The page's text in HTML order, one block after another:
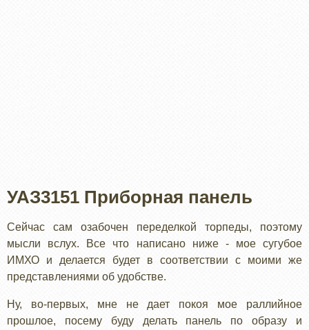
УАЗ3151 Приборная панель
Сейчас сам озабочен переделкой торпеды, поэтому
мысли вслух. Все что написано ниже - мое сугубое
ИМХО и делается будет в соответствии с моими же
представлениями об удобстве.
Ну, во-первых, мне не дает покоя мое раллийное
прошлое, посему буду делать панель по образу и